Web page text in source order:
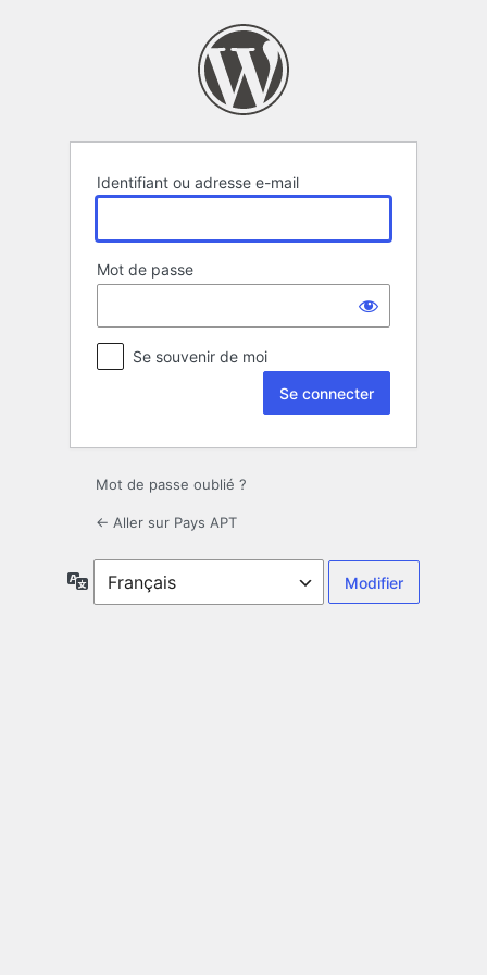
Identifiant ou adresse e-mail
Mot de passe
Se souvenir de moi
Mot de passe oublié ?
← Aller sur Pays APT
Langue